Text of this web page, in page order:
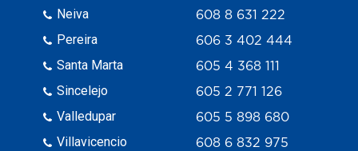
Neiva
Pereira
Santa Marta
Sincelejo
Valledupar
Villavicencio
608 8 631 222
606 3 402 444
605 4 368 111
605 2 771 126
605 5 898 680
608 6 832 975